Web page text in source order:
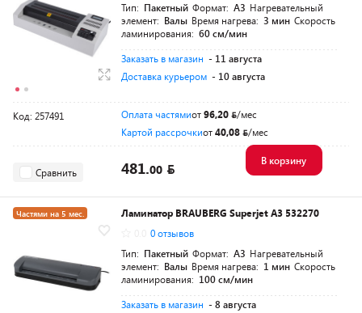
Тип: Пакетный Формат: A3 Нагревательный
элемент: Валы Время нагрева: 3 мин Скорость
ламинирования: 60 см/мин
Заказать в магазин - 11 августа
Доставка курьером - 10 августа
Код: 257491 Оплата частямиот96,20
/мес
Картой рассрочкиот40,08 /мес
Сравнить 481.00
В корзину
Частями на 5 мес.
Ламинатор BRAUBERG Superjet A3 532270
0 отзывов
Тип: Пакетный Формат: A3 Нагревательный
элемент: Валы Время нагрева: 1 мин Скорость
ламинирования: 100 см/мин
Заказать в магазин - 8 августа